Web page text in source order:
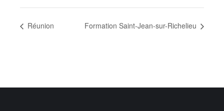
Réunion Formation Saint-Jean-sur-Richelieu